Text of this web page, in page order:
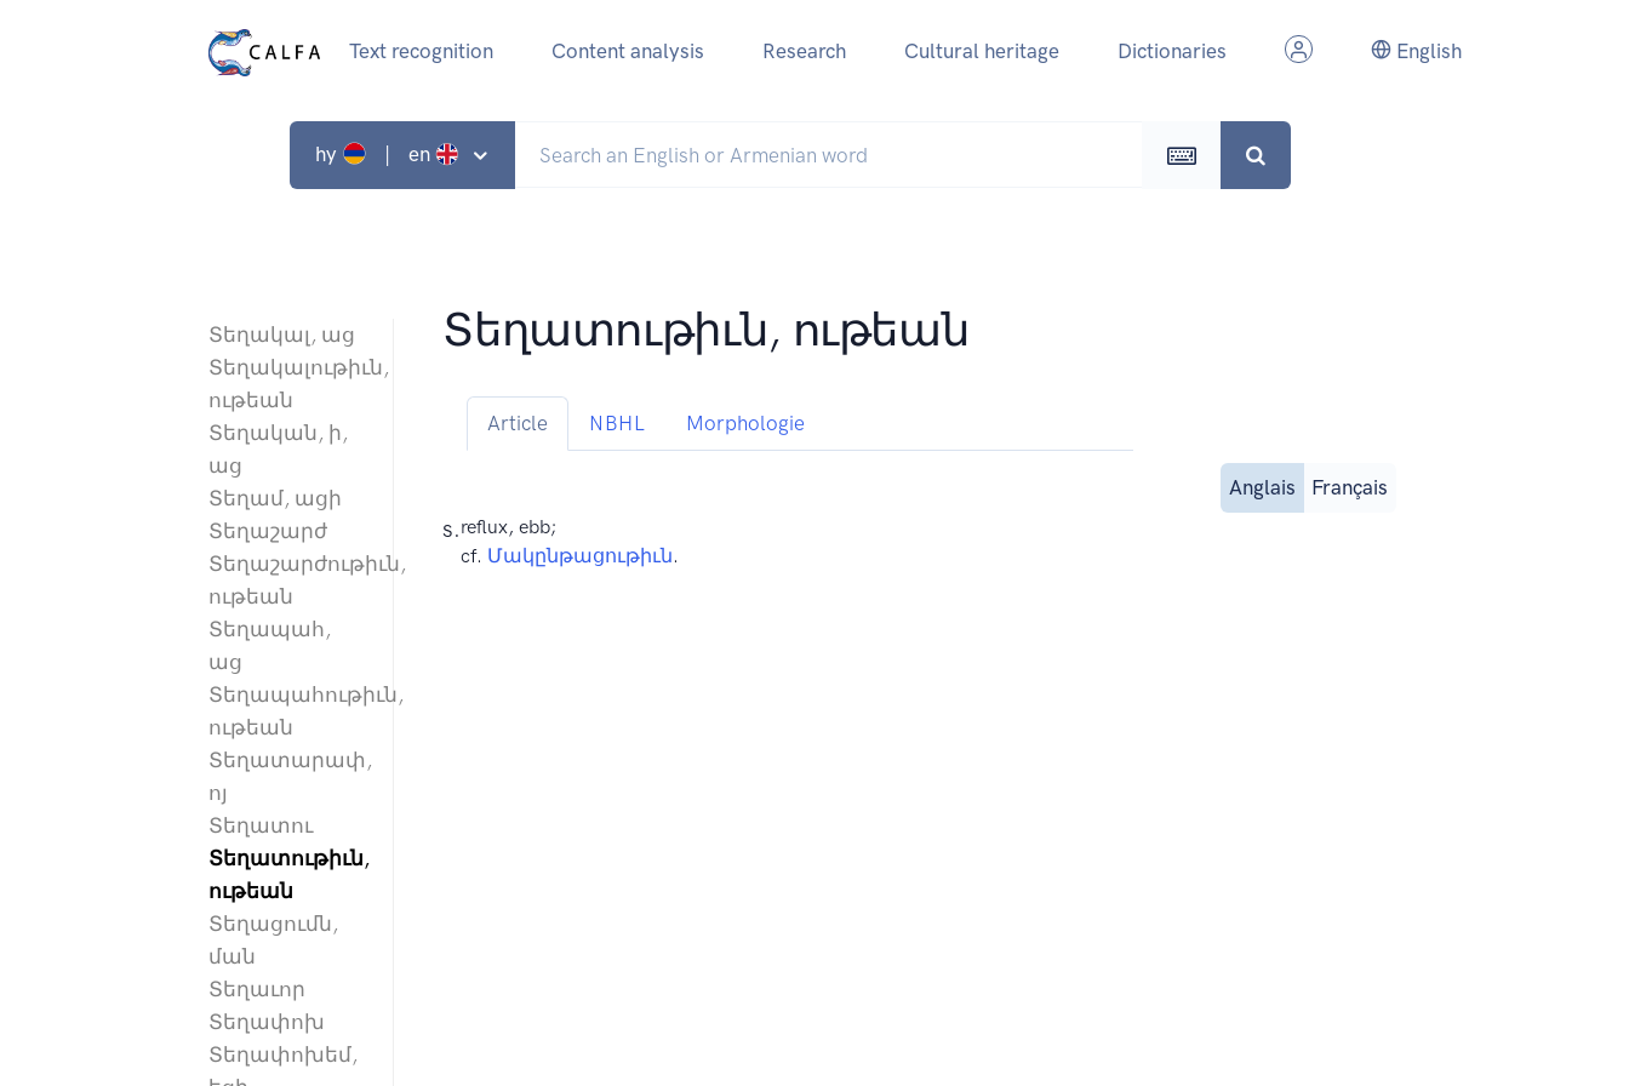
Text recognition Content analysis Research Cultural heritage Dictionaries English
hy | en
Տեղակալ, աց
Տեղակալութիւն,
ութեան
Տեղական, ի,
աց
Տեղամ, ացի
Տեղաշարժ
Տեղաշարժութիւն,
ութեան
Տեղապահ,
աց
Տեղապահութիւն,
ութեան
Տեղատարափ,
ոյ
Տեղատու
Տեղատութիւն,
ութեան
Տեղացումն,
ման
Տեղաւոր
Տեղափոխ
Տեղափոխեմ,
Տեղատութիւն, ութեան
Article NBHL Morphologie
Anglais Français
s.reflux, ebb;
cf. Մակընթացութիւն.